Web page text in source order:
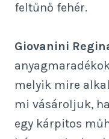
feltűnő fehér.
Giovanini
melyik mire
mi vásároljuk,
egy kárpitos